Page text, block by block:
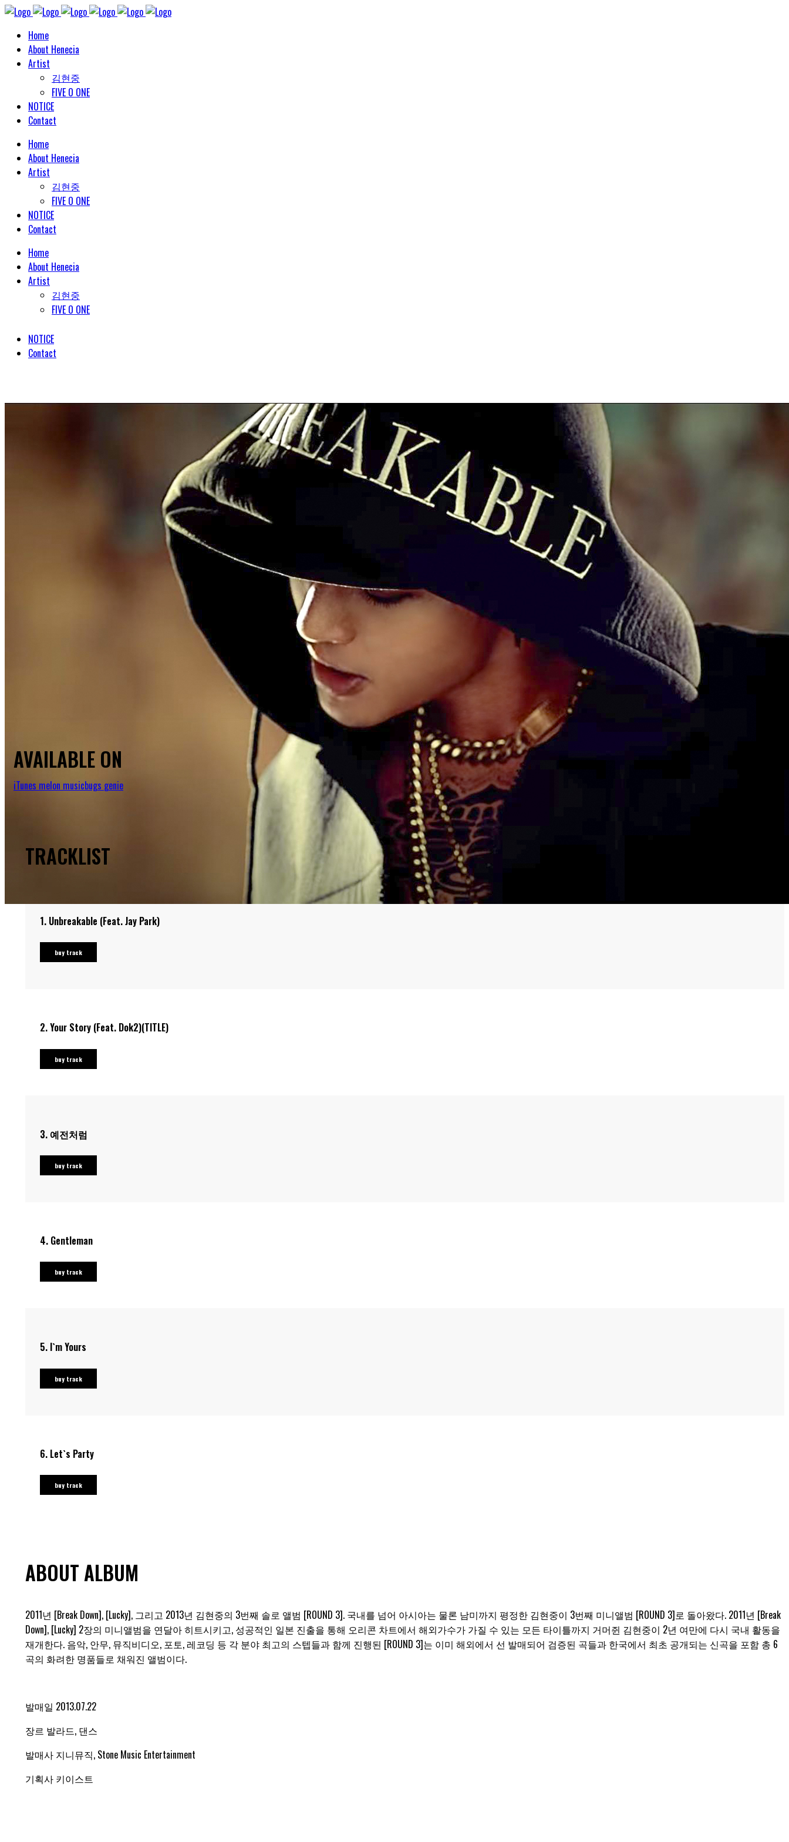
Home
About Henecia
Artist
김현중
FIVE O ONE
NOTICE
Contact
Home
About Henecia
Artist
김현중
FIVE O ONE
NOTICE
Contact
Home
About Henecia
Artist
김현중
FIVE O ONE
NOTICE
Contact
AVAILABLE ON
iTunes melon musicbugs genie
TRACKLIST
1. Unbreakable (Feat. Jay Park)
buy track
2.Your Story (Feat. Dok2)(TITLE)
buy track
3. 예전처럼
buy track
4. Gentleman
buy track
5. I`m Yours
buy track
6. Let`s Party
buy track
ABOUT ALBUM
2011년 [Break Down], [Lucky], 그리고 2013년 김현중의 3번째 솔로 앨범 [ROUND 3]. 국내를 넘어 아시아는 물론 남미까지 평정한 김현중이 3번째 미니앨범 [ROUND 3]로 돌아왔다. 2011년 [Break
Down], [Lucky] 2장의 미니앨범을 연달아 히트시키고, 성공적인 일본 진출을 통해 오리콘 차트에서 해외가수가 가질 수 있는 모든 타이틀까지 거머쥔 김현중이 2년 여만에 다시 국내 활동을
재개한다. 음악, 안무, 뮤직비디오, 포토, 레코딩 등 각 분야 최고의 스텝들과 함께 진행된 [ROUND 3]는 이미 해외에서 선 발매되어 검증된 곡들과 한국에서 최초 공개되는 신곡을 포함 총 6
곡의 화려한 명품들로 채워진 앨범이다.
발매일 2013.07.22
장르 발라드, 댄스
발매사 지니뮤직, Stone Music Entertainment
기획사 키이스트